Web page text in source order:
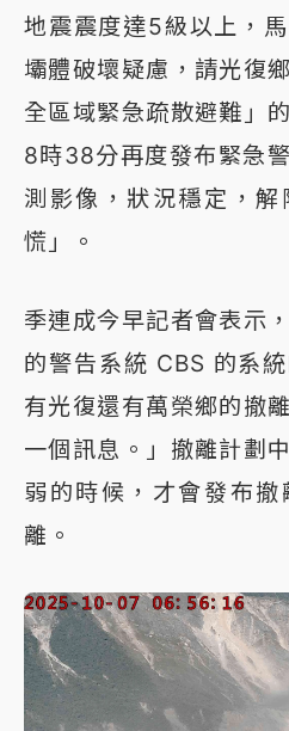
地震震度達5級以上，
壩體破壞疑慮，請光復
全區域緊急疏散避難」
8時38分再度發布緊急
測影像，狀況穩定，
慌」。
季連成今早記者會表示
的警告系統 CBS 的系
有光復還有萬榮鄉的撤
一個訊息。」撤離計劃
弱的時候，才會發布
離。